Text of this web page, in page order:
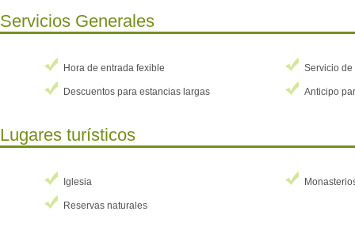
Servicios Generales
Hora de entrada fexible Servicio
Descuentos para estancias largas Anticipo
Lugares turísticos
Iglesia
Reservas naturales